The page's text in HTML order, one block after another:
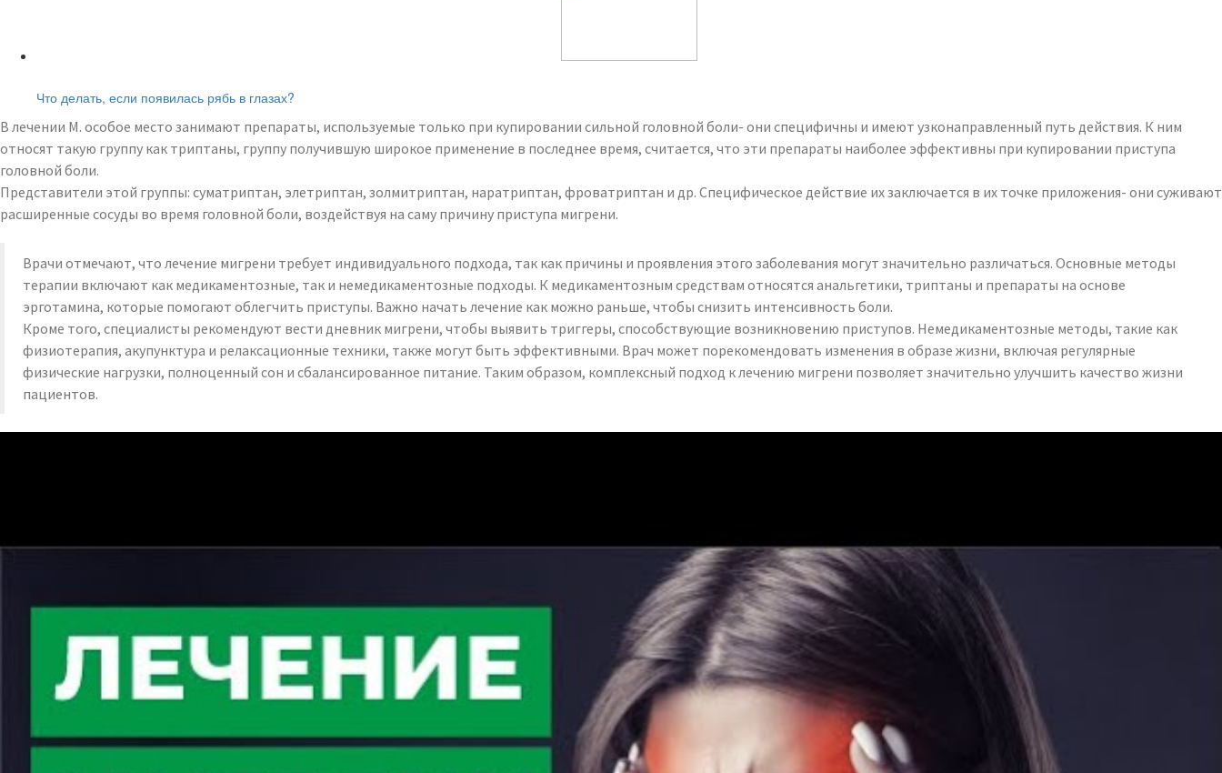
Что делать, если появилась рябь в глазах?
В лечении М. особое место занимают препараты, используемые только при купировании сильной головной боли- они специфичны и имеют узконаправленный путь действия. К ним
относят такую группу как триптаны, группу получившую широкое применение в последнее время, считается, что эти препараты наиболее эффективны при купировании приступа
головной боли.
Представители этой группы: суматриптан, элетриптан, золмитриптан, наратриптан, фроватриптан и др. Специфическое действие их заключается в их точке приложения- они суживают
расширенные сосуды во время головной боли, воздействуя на саму причину приступа мигрени.
Врачи отмечают, что лечение мигрени требует индивидуального подхода, так как причины и проявления этого заболевания могут значительно различаться. Основные методы
терапии включают как медикаментозные, так и немедикаментозные подходы. К медикаментозным средствам относятся анальгетики, триптаны и препараты на основе
эрготамина, которые помогают облегчить приступы. Важно начать лечение как можно раньше, чтобы снизить интенсивность боли.
Кроме того, специалисты рекомендуют вести дневник мигрени, чтобы выявить триггеры, способствующие возникновению приступов. Немедикаментозные методы, такие как
физиотерапия, акупунктура и релаксационные техники, также могут быть эффективными. Врач может порекомендовать изменения в образе жизни, включая регулярные
физические нагрузки, полноценный сон и сбалансированное питание. Таким образом, комплексный подход к лечению мигрени позволяет значительно улучшить качество жизни
пациентов.